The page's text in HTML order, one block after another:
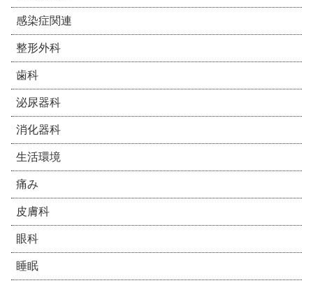
感染症関連
整形外科
歯科
泌尿器科
消化器科
生活環境
痛み
皮膚科
眼科
睡眠